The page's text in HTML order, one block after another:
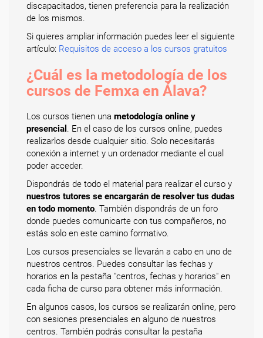
discapacitados, tienen preferencia para la realización
de los mismos.
Si quieres ampliar información puedes leer el siguiente
artículo: Requisitos de acceso a los cursos gratuitos
¿Cuál es la metodología de los
cursos de Femxa en Álava?
Los cursos tienen una metodología online y
presencial . En el caso de los cursos online, puedes
realizarlos desde cualquier sitio. Solo necesitarás
conexión a internet y un ordenador mediante el cual
poder acceder.
Dispondrás de todo el material para realizar el curso y
nuestros tutores se encargarán de resolver tus dudas
en todo momento. También dispondrás de un foro
donde puedes comunicarte con tus compañeros, no
estás solo en este camino formativo.
Los cursos presenciales se llevarán a cabo en uno de
nuestros centros. Puedes consultar las fechas y
horarios en la pestaña "centros, fechas y horarios" en
cada ficha de curso para obtener más información.
En algunos casos, los cursos se realizarán online, pero
con sesiones presenciales en alguno de nuestros
centros. También podrás consultar la pestaña